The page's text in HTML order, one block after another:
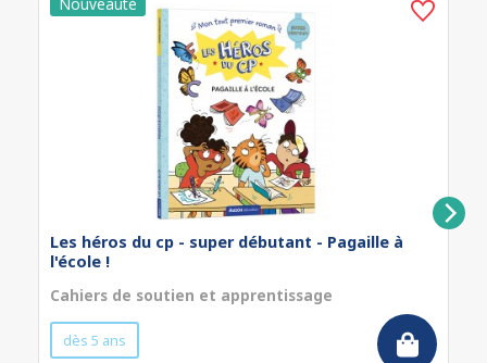
Les héros du cp - super débutant - Pagaille à
l'école !
Cahiers de soutien et apprentissage
dès 5 ans